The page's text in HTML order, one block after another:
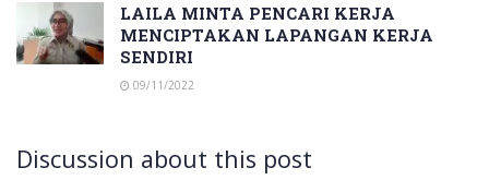
LAILA MINTA PENCARI KERJA
MENCIPTAKAN LAPANGAN KERJA
SENDIRI
09/11/2022
Discussion about this post